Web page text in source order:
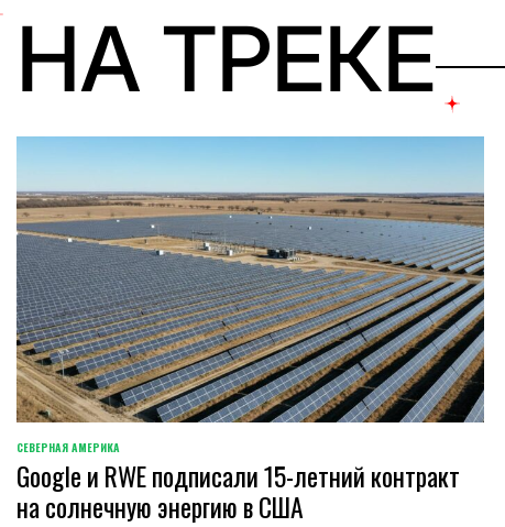
НА ТРЕКЕ
ОПУБЛИКОВАНО
В
СЕВЕРНАЯ АМЕРИКА
Google и RWE подписали 15-летний контракт
на солнечную энергию в США